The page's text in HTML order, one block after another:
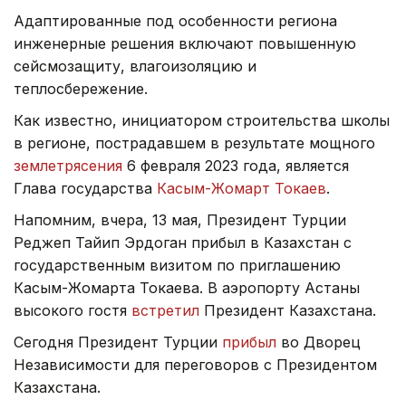
Адаптированные под особенности региона
инженерные решения включают повышенную
сейсмозащиту, влагоизоляцию и
теплосбережение.
Как известно, инициатором строительства школы
в регионе, пострадавшем в результате мощного
землетрясения 6 февраля 2023 года, является
Глава государства Касым-Жомарт Токаев.
Напомним, вчера, 13 мая, Президент Турции
Реджеп Тайип Эрдоган прибыл в Казахстан с
государственным визитом по приглашению
Касым-Жомарта Токаева. В аэропорту Астаны
высокого гостя встретил Президент Казахстана.
Сегодня Президент Турции прибыл во Дворец
Независимости для переговоров с Президентом
Казахстана.